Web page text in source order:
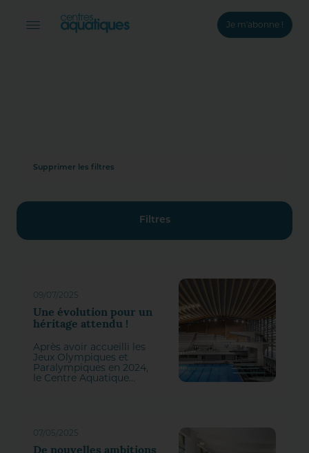
Je m'abonne !
Supprimer les filtres
Filtres
09/07/2025
Une évolution pour un
héritage attendu !
Après avoir accueilli les
Jeux Olympiques et
Paralympiques en 2024,
le Centre Aquatique
proposer sa
configuration ‘héritage’.
Il a ouvert ses portes au
07/05/2025